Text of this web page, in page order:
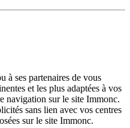
à ses partenaires de vous
et les plus adaptées à vos
navigation sur le site Immonc.
sans lien avec vos centres
sur le site Immonc.